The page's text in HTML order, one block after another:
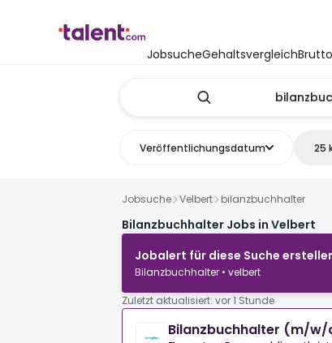
JobsucheGehaltsvergleich
Veröffentlichungsdatum 25
Jobsuche Velbert bilanzbuchhalter
Bilanzbuchhalter Jobs in Velbert
Jobalert für diese Suche
Bilanzbuchhalter • velbert
Zuletzt aktualisiert: vor 1 Stunde
Bilanzbuchhalter (m/w/